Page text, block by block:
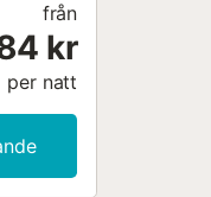
från
kr
per natt